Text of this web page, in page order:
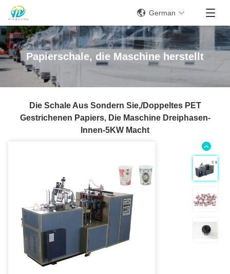
German
Papierschale, die Maschine herstellt
Die Schale Aus Sondern Sie,/Doppeltes PET
Gestrichenen Papiers, Die Maschine Dreiphasen-
Innen-5KW Macht